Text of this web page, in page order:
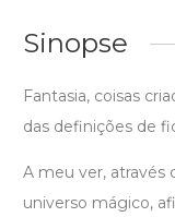
Sinopse
Fantasia, coisas
das definições de
A meu ver, através
universo mágico,